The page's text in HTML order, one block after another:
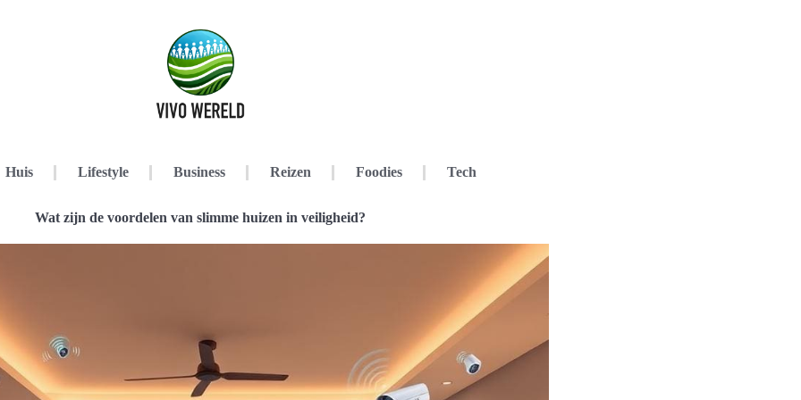
Huis Lifestyle Business Reizen Foodies Tech
Wat zijn de voordelen van slimme huizen in veiligheid?